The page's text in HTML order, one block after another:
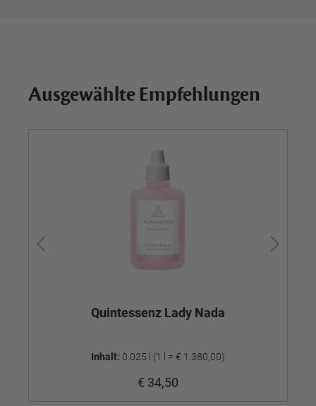
Ausgewählte Empfehlungen
Quintessenz Lady Nada
Inhalt: 0.025 l (1 l = € 1.380,00)
€ 34,50